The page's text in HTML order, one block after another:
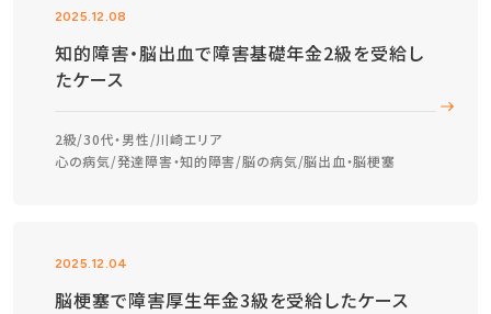
2025.12.08
知的障害・脳出血で障害基礎年金2級を受給し
たケース
2級 30代・男性 川崎エリア
心の病気 発達障害・知的障害 脳の病気 脳出血・脳梗塞
2025.12.04
脳梗塞で障害厚生年金3級を受給したケース